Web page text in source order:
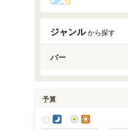
ジャンルから探す
バー
予算